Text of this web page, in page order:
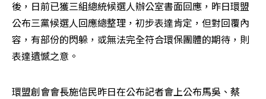
後，日前已獲三組總統候選人辦公室書面回應，昨日環盟
公布三黨候選人回應總整理，初步表達肯定，但對回覆內
容，有部份的閃躲，或無法完全符合環保團體的期待，則
表達遺憾之意。
環盟創會會長施信民昨日在公布記者會上公布馬吳、蔡